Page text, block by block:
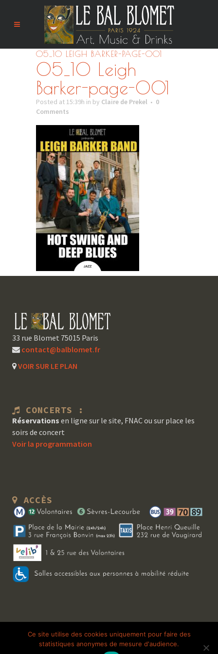
05_10 LEIGH BARKER-PAGE-001
05_10 Leigh
Barker-page-001
Posted at 15:39h in by Claire de Prekel
0
Comments
33 rue Blomet 75015 Paris
contact@balblomet.fr
VOIR SUR LE PLAN
CONCERTS :
Réservations en ligne sur le site, FNAC ou sur place les
soirs de concert
Voir la programmation
ACCÈS
Copyright 2026 Le Bal Blomet | Tous droits réservés | Mentions légales
Galerie photo
Ce site utilise des cookies uniquement pour faire des
statistiques anonymes de mesure d'audience.